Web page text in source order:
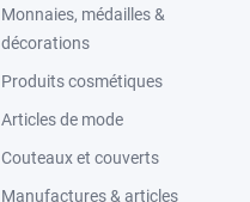
Monnaies, médailles &
décorations
Produits cosmétiques
Articles de mode
Couteaux et couverts
Manufactures & articles